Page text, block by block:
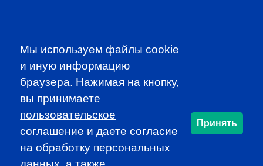
SUBSCRIBE TO OUR
NEWSLETTER
to be the first to know about all
Мы используем файлы cookie
и иную информацию
браузера. Нажимая на кнопку,
вы принимаете
пользовательское
соглашение и даете согласие
на обработку персональных
Принять